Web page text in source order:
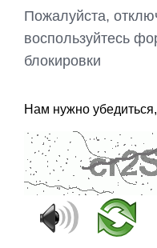
Пожалуйста,
воспользуйтесь
блокировки
Нам нужно